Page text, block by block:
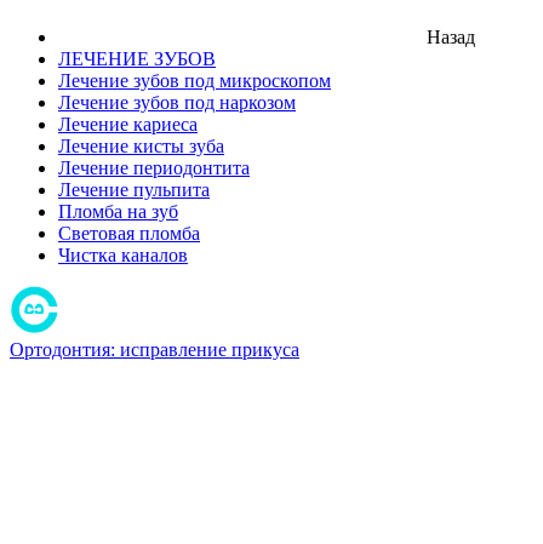
Назад
ЛЕЧЕНИЕ ЗУБОВ
Лечение зубов под микроскопом
Лечение зубов под наркозом
Лечение кариеса
Лечение кисты зуба
Лечение периодонтита
Лечение пульпита
Пломба на зуб
Световая пломба
Чистка каналов
Ортодонтия: исправление прикуса